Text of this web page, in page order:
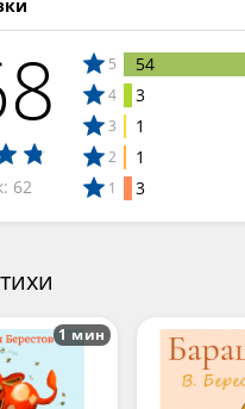
62
5 54
4 3
3 1
2 1
1 3
1 мин